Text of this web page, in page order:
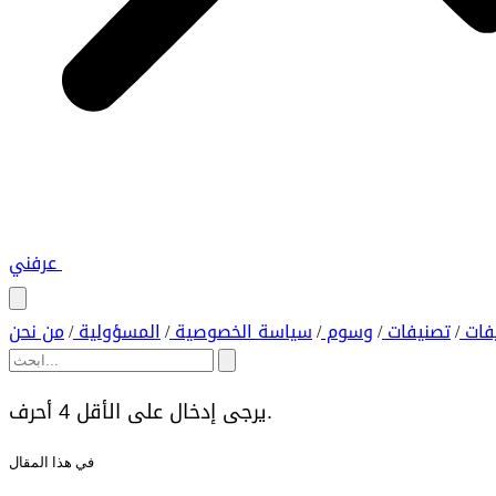
عرفني
/ تصنيفات/ وسوم/ سياسة الخصوصية/ المسؤولية/ من نحن
يرجى إدخال على الأقل 4 أحرف.
في هذا المقال